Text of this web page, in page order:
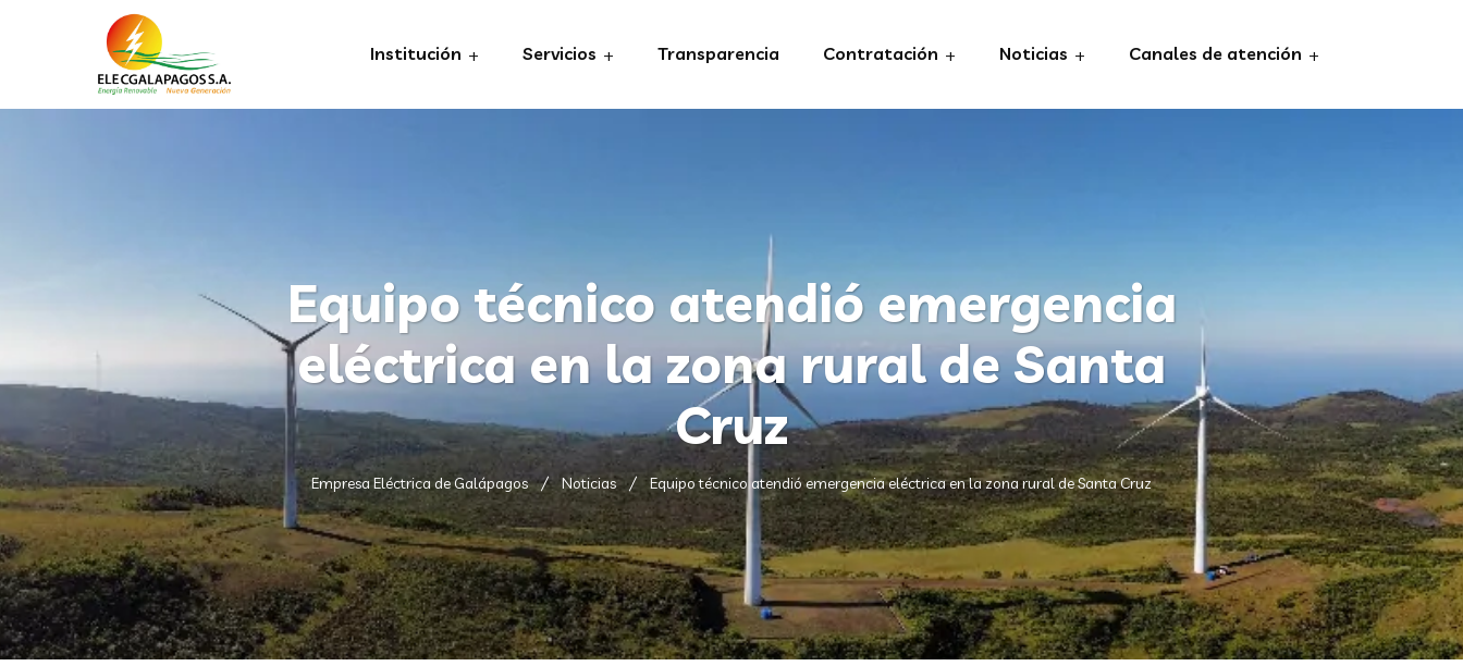
Institución Servicios Transparencia Contratación Noticias Canales de atención
Equipo técnico atendió emergencia
eléctrica en la zona rural de Santa
Cruz
Empresa Eléctrica de Galápagos Noticias Equipo técnico atendió emergencia eléctrica en la zona rural de Santa Cruz